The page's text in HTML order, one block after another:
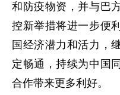
和防疫物资，并与巴
控新举措将进一步便
国经济潜力和活力，
定畅通，持续为中国
合作带来更多利好。